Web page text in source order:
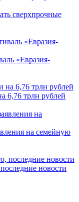
сверхпрочные
«Евразия-
6,76 трлн рублей
на семейную
новости